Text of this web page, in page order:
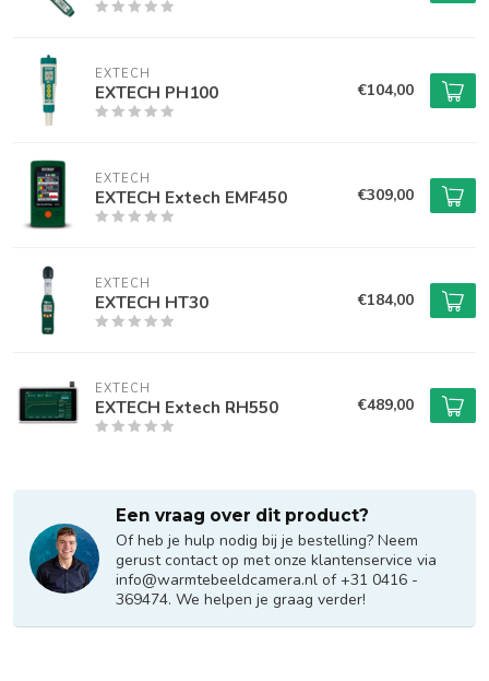
EXTECH
EXTECH PH100 €104,00
EXTECH
EXTECH Extech EMF450 €309,00
EXTECH
EXTECH HT30 €184,00
EXTECH
EXTECH Extech RH550 €489,00
Een vraag over dit product?
Of heb je hulp nodig bij je bestelling? Neem
gerust contact op met onze klantenservice via
info@warmtebeeldcamera.nl of +31 0416 -
369474. We helpen je graag verder!